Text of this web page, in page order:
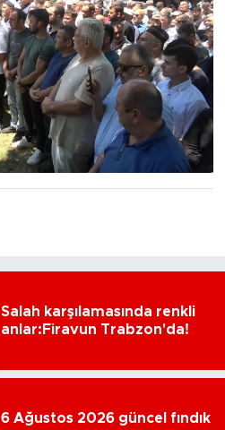
Salah karşılamasında renkli
anlar:Firavun Trabzon'da!
6 Ağustos 2026 güncel fındık